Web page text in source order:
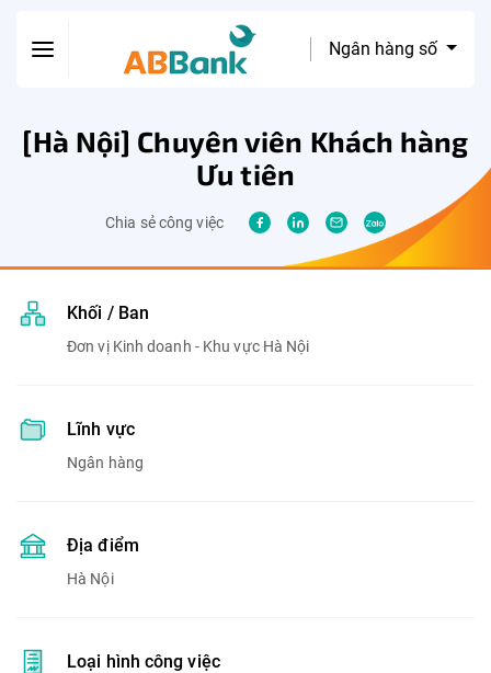
Ngân hàng số
[Hà Nội] Chuyên viên Khách hàng
Ưu tiên
Chia sẻ công việc
Khối / Ban
Đơn vị Kinh doanh - Khu vực Hà Nội
Lĩnh vực
Ngân hàng
Địa điểm
Hà Nội
Loại hình công việc